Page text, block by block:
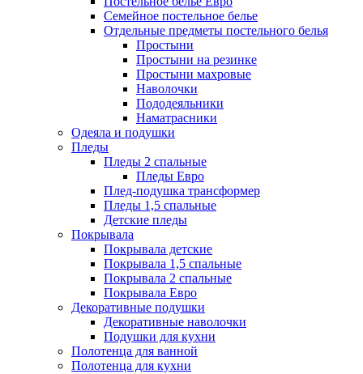
Семейное постельное белье
Отдельные предметы постельного белья
Простыни
Простыни на резинке
Простыни махровые
Наволочки
Пододеяльники
Наматрасники
Одеяла и подушки
Пледы
Пледы 2 спальные
Пледы Евро
Плед-подушка трансформер
Пледы 1,5 спальные
Детские пледы
Покрывала
Покрывала детские
Покрывала 1,5 спальные
Покрывала 2 спальные
Покрывала Евро
Декоративные подушки
Декоративные наволочки
Подушки для кухни
Полотенца для ванной
Полотенца для кухни